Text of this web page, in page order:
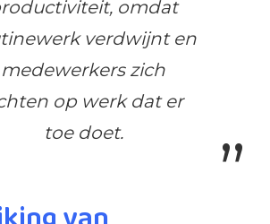
omdat
verdwijnt en
medewerkers zich
op werk dat er
toe doet.